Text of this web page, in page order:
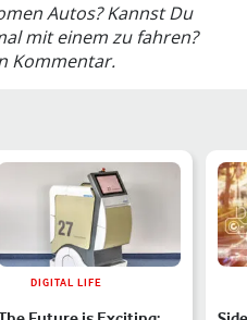
Autos? Kannst Du
mit einem zu fahren?
Kommentar.
DIGITAL LIFE